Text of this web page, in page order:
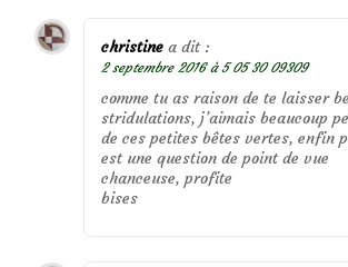
christine a dit :
2 septembre 2016 à 5 05 30 09309
comme tu as raison de te laisser
stridulations, j’aimais beaucoup
de ces petites bêtes vertes, enfin
est une question de point de vue
chanceuse, profite
bises